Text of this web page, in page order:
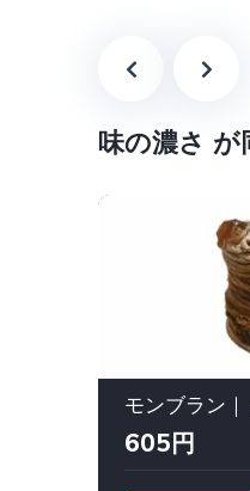
味の濃さ が
モンブラン
605円